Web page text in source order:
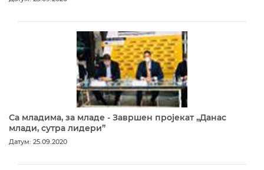
Са младима, за младе - Завршен пројекат „Данас
млади, сутра лидери”
Датум: 25.09.2020